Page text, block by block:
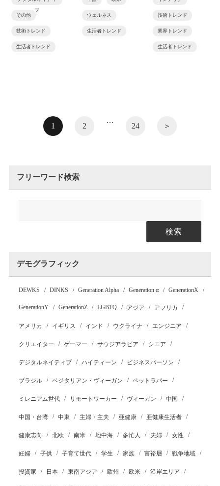
フリーワード検索
検索
デモグラフィック
DEWKS DINKS Generation Alpha Generation α GenerationX
GenerationY GenerationZ LGBTQ アジア アフリカ
アメリカ イギリス インド ウクライナ エンジニア
クリエイター ゲーマー サウジアラビア シニア
デジタルネイティブ ハイティーン ビジネスパーソン
ブラジル ベジタリアン・ヴィーガン ペットラバー
ミレニアム世代 リモートワーカー ヴィーガン 中国
中国・台湾 中東 主婦・主夫 亜健康 亜健康生活者
健康志向 北欧 南米 地中海 多忙人 夫婦 女性
妊婦 子供 子育て世代 学生 家族 富裕層 戦争地域
投資家 日本 東南アジア 欧州 欧米 沿岸エリア
ブ
その他
技術トレンド
生活者トレンド
ウェルネス
生活者トレンド
技術トレンド
業界トレンド
生活者トレンド
1 2
…
24 ＞